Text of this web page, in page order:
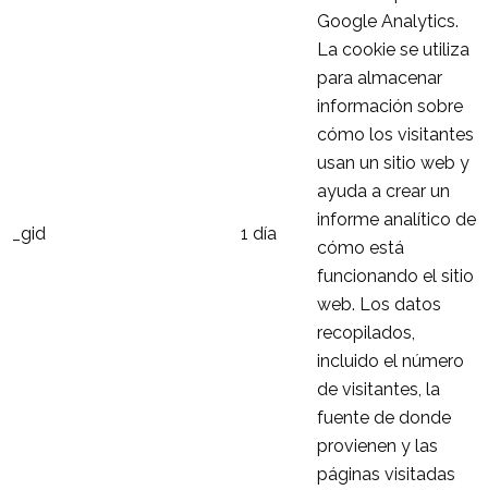
_gid 1 día
Google Analytics.
La cookie se utiliza
para almacenar
información sobre
cómo los visitantes
usan un sitio web y
ayuda a crear un
informe analítico de
cómo está
funcionando el sitio
web. Los datos
recopilados,
incluido el número
de visitantes, la
fuente de donde
provienen y las
páginas visitadas